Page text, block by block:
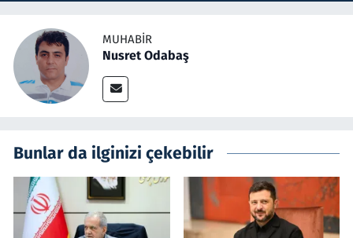
MUHABIR
Nusret Odabaş
Bunlar da ilginizi çekebilir